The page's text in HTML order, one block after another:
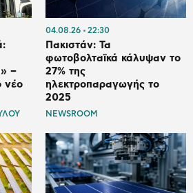
–
νέο
04.08.26 22:30
Πακιστάν: Τα
φωτοβολταϊκά κάλυψαν το
27% της
ηλεκτροπαραγωγής το
2025
NEWSROOM